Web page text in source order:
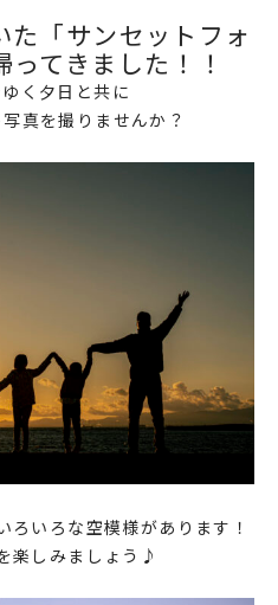
「サンセットフォ
ってきました！！
く夕日と共に
真を撮りませんか？
ろいろな空模様があります！
楽しみましょう♪